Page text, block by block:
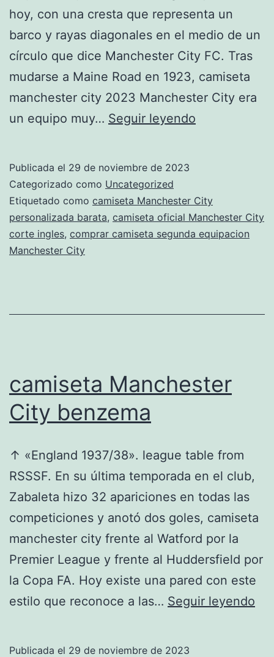
hoy, con una cresta que representa un
barco y rayas diagonales en el medio de un
círculo que dice Manchester City FC. Tras
mudarse a Maine Road en 1923, camiseta
manchester city 2023 Manchester City era
un equipo muy… Seguir leyendo
parmalat
Publicada el 29 de noviembre de 2023
Categorizado como Uncategorized
Etiquetado como camiseta Manchester City
personalizada barata, camiseta oficial Manchester City
corte ingles, comprar camiseta segunda equipacion
Manchester City
camiseta Manchester
City benzema
↑ «England 1937/38». league table from
RSSSF. En su última temporada en el club,
Zabaleta hizo 32 apariciones en todas las
competiciones y anotó dos goles, camiseta
manchester city frente al Watford por la
Premier League y frente al Huddersfield por
la Copa FA. Hoy existe una pared con este
estilo que reconoce a las… Seguir leyendo
Publicada el 29 de noviembre de 2023